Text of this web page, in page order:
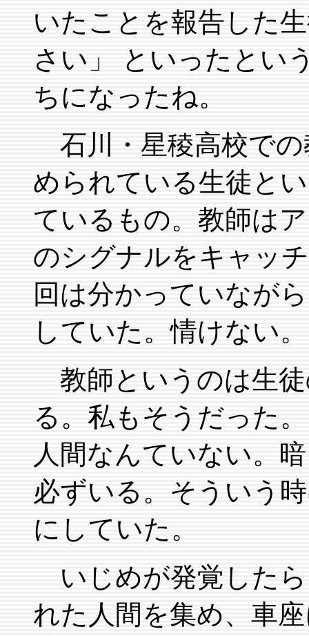
いたことを報告した
さい」 といったとい
ちになったね。
石川・星稜高校で
められている生徒と
ているもの。教師は
のシグナルをキャッ
回は分かっていなが
していた。情けない。
教師というのは生
る。私もそうだった
人間なんていない。
必ずいる。そういう
にしていた。
いじめが発覚した
れた人間を集め、車